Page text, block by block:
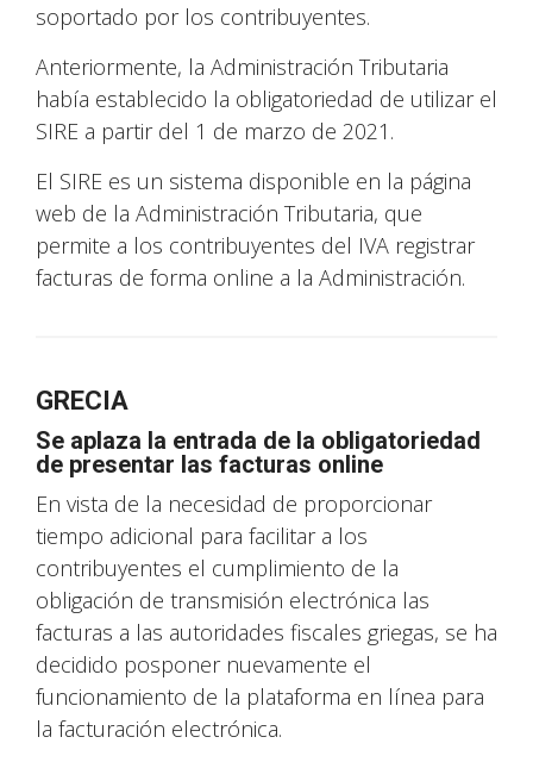
soportado por los contribuyentes.
Anteriormente, la Administración Tributaria
había establecido la obligatoriedad de utilizar el
SIRE a partir del 1 de marzo de 2021.
El SIRE es un sistema disponible en la página
web de la Administración Tributaria, que
permite a los contribuyentes del IVA registrar
facturas de forma online a la Administración.
GRECIA
Se aplaza la entrada de la obligatoriedad
de presentar las facturas online
En vista de la necesidad de proporcionar
tiempo adicional para facilitar a los
contribuyentes el cumplimiento de la
obligación de transmisión electrónica las
facturas a las autoridades fiscales griegas, se ha
decidido posponer nuevamente el
funcionamiento de la plataforma en línea para
la facturación electrónica.